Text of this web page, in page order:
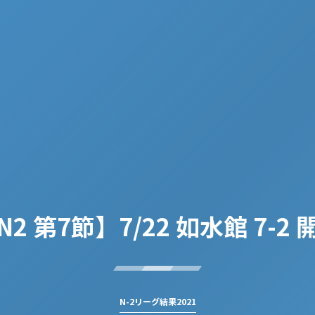
第7節】7/22 如水館 7-2
N-2リーグ結果2021